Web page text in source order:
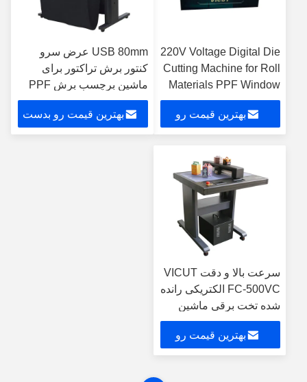
220V Voltage Digital Die
Cutting Machine for Roll
Materials PPF Window
Tint Flatbed Cutter
VFR1612بهترین قیمت رو
USB 80mm عرض سرو
کنتور برش تراکتور برای
ماشین برچسب برش PPF
تراکتور وینیل تراکتور تراکتور
ماشین GR8000-140بهترین قیمت رو بدست
سرعت بالا و دقت VICUT
FC-500VC الکتریکی رانده
شده تخت برقی ماشین
برش
بهترین قیمت رو